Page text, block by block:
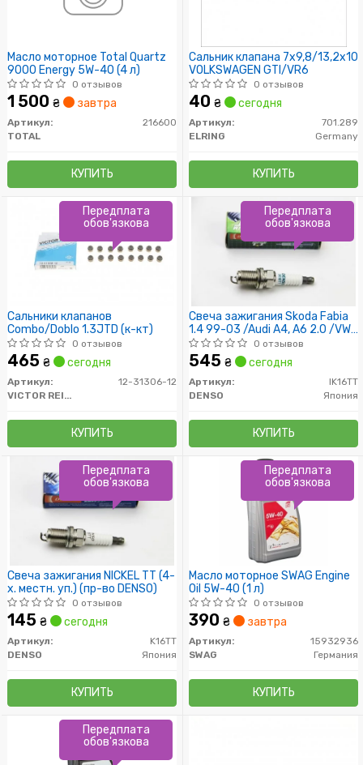
Масло моторное Total Quartz
9000 Energy 5W-40 (4 л)
0 отзывов
1 500 ₴ завтра
Артикул:
216600
TOTAL
КУПИТЬ
Сальник клапана 7x9,8/13,2x10
VOLKSWAGEN GTI/VR6
0 отзывов
40 ₴ сегодня
Артикул:
701.289
ELRING
Germany
КУПИТЬ
Сальники клапанов
Combo/Doblo 1.3JTD (к-кт)
0 отзывов
465 ₴ сегодня
Артикул:
12-31306-12
VICTOR REINZ
КУПИТЬ
Передплата
обов'язкова
Свеча зажигания Skoda Fabia
1.4 99-03 /Audi A4, A6 2.0 /VW
Passat B5 2.00 отзывов
545 ₴ сегодня
Артикул:
IK16TT
DENSO
Япония
КУПИТЬ
Передплата
обов'язкова
Свеча зажигания NICKEL TT (4-
х. местн. уп.) (пр-во DENSO)
0 отзывов
145 ₴ сегодня
Артикул:
K16TT
DENSO
Япония
КУПИТЬ
Передплата
обов'язкова
Масло моторное SWAG Engine
Oil 5W-40 (1 л)
0 отзывов
390 ₴ завтра
Артикул:
15932936
SWAG
Германия
КУПИТЬ
Передплата
обов'язкова
Передплата
обов'язкова